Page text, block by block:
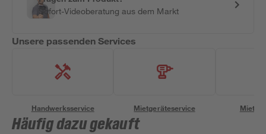
Sofort-Videoberatung aus dem Markt
Unsere passenden Services
Handwerksservice Mietgeräteservice
Häufig dazu gekauft